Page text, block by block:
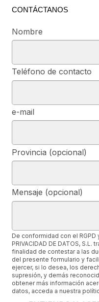
CONTÁCTANOS
Nombre
Teléfono de contacto
e-mail
Provincia (opcional)
Mensaje (opcional)
De conformidad con el RGPD
PRIVACIDAD DE DATOS,
finalidad de contestar a las
del presente formulario y
ejercer, si lo desea, los
supresión, y demás
obtener más información
datos, acceda a nuestra